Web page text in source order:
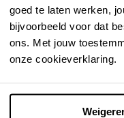
goed te laten werken,
bijvoorbeeld voor dat
ons. Met jouw
onze cookieverklaring.